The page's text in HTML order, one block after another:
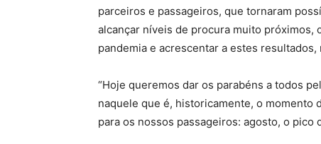
parceiros e passageiros, que tornaram
alcançar níveis de procura muito próximos,
pandemia e acrescentar a estes
“Hoje queremos dar os parabéns a todos
naquele que é, historicamente, o momento
para os nossos passageiros: agosto, o pico